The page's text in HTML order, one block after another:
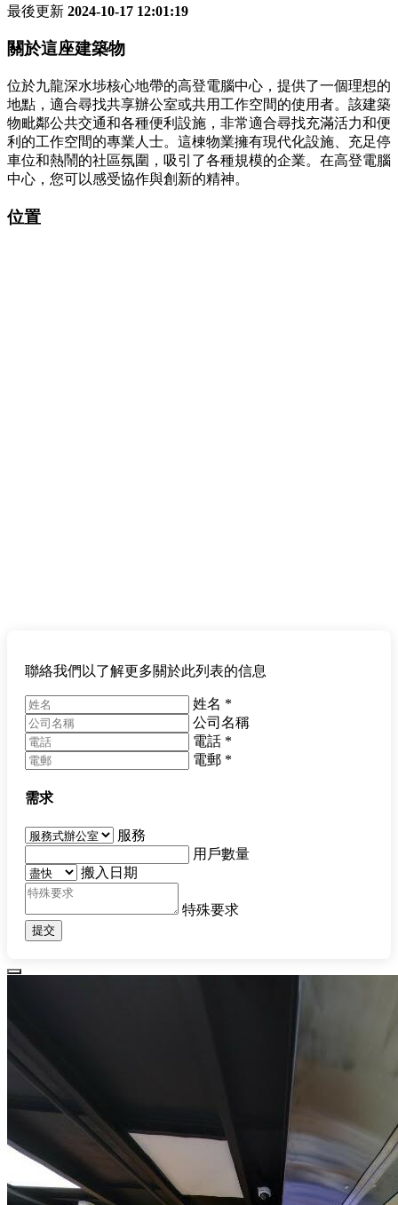
最後更新 2024-10-17 12:01:19
關於這座建築物
位於九龍深水埗核心地帶的高登電腦中心，提供了一個理想的
地點，適合尋找共享辦公室或共用工作空間的使用者。該建築
物毗鄰公共交通和各種便利設施，非常適合尋找充滿活力和便
利的工作空間的專業人士。這棟物業擁有現代化設施、充足停
車位和熱鬧的社區氛圍，吸引了各種規模的企業。在高登電腦
中心，您可以感受協作與創新的精神。
位置
聯絡我們以了解更多關於此列表的信息
姓名 *
公司名稱
電話 *
電郵 *
需求
服務
用戶數量
搬入日期
特殊要求
提交